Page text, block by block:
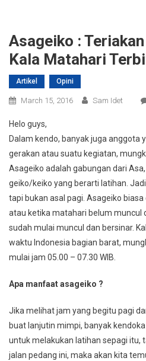
Asageiko :
Kala Matahari
Artikel Opini
March 15, 2016 Sam Idet
Helo guys,
Dalam kendo, banyak juga anggota
gerakan atau suatu kegiatan,
Asageiko adalah gabungan dari
geiko/keiko yang berarti latihan.
tapi bukan asal pagi. Asageiko
atau ketika matahari belum muncul
sudah mulai muncul dan bersinar.
waktu Indonesia bagian barat,
mulai jam 05.00 – 07.30 WIB.
Apa manfaat asageiko ?
Jika melihat jam yang begitu pagi
buat lanjutin mimpi, banyak
untuk melakukan latihan sepagi itu,
jalan pedang ini, maka akan kita